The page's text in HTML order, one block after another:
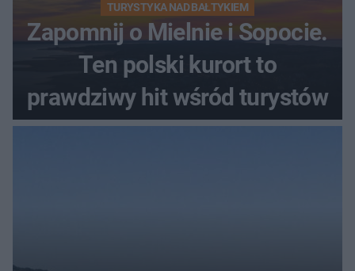
TURYSTYKA NAD BAŁTYKIEM
Zapomnij o Mielnie i Sopocie.
Ten polski kurort to
prawdziwy hit wśród turystów